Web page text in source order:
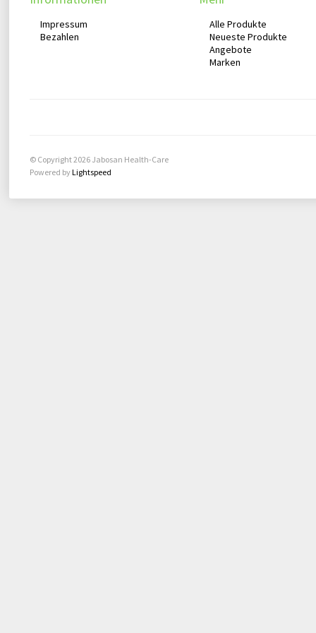
Impressum
Bezahlen
Alle Produkte
Neueste Produkte
Angebote
Marken
© Copyright 2026 Jabosan Health-Care
Powered byLightspeed